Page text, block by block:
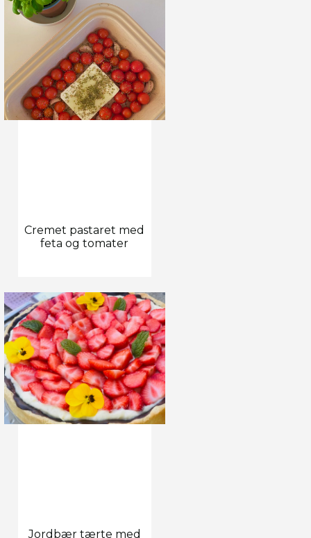
Cremet pastaret med
feta og tomater
Jordbær tærte med